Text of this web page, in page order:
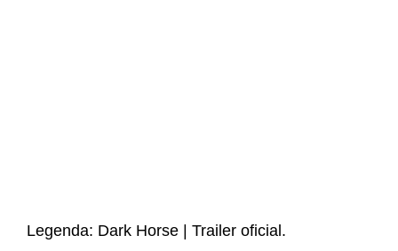
Legenda: Dark Horse | Trailer oficial.